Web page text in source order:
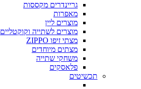
גריינדרים מקססות
מאפרות
מוצרים ליין
מוצרים לשתייה וקוקטליים
מצתי זיפו ZIPPO
מצתים מיוחדים
משחקי שתייה
פלאסקים
תכשיטים